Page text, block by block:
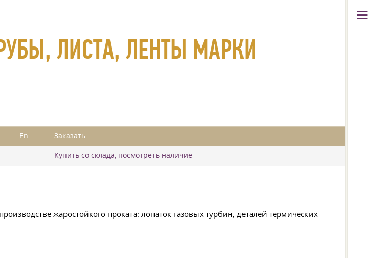
ЛИСТА, ЛЕНТЫ МАРКИ
En Заказать
Купить со склада, посмотреть наличие
жаростойкого проката: лопаток газовых турбин, деталей термических